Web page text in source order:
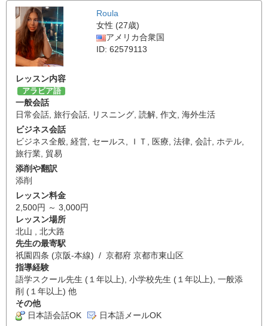
Roula
女性 (27歳)
アメリカ合衆国
ID: 62579113
レッスン内容
アラビア語
一般会話
日常会話 旅行会話 リスニング 読解 作文 海外生活
ビジネス会話
ビジネス全般 経営 セールス ＩＴ 医療 法律 会計 ホテル
旅行業 貿易
添削や翻訳
添削
レッスン料金
2,500円 ～ 3,000円
レッスン場所
北山 , 北大路
先生の最寄駅
祇園四条 (京阪-本線) / 京都府 京都市東山区
指導経験
語学スクール先生 (１年以上), 小学校先生 (１年以上), 一般添
削 (１年以上) 他
その他
日本語会話OK
日本語メールOK